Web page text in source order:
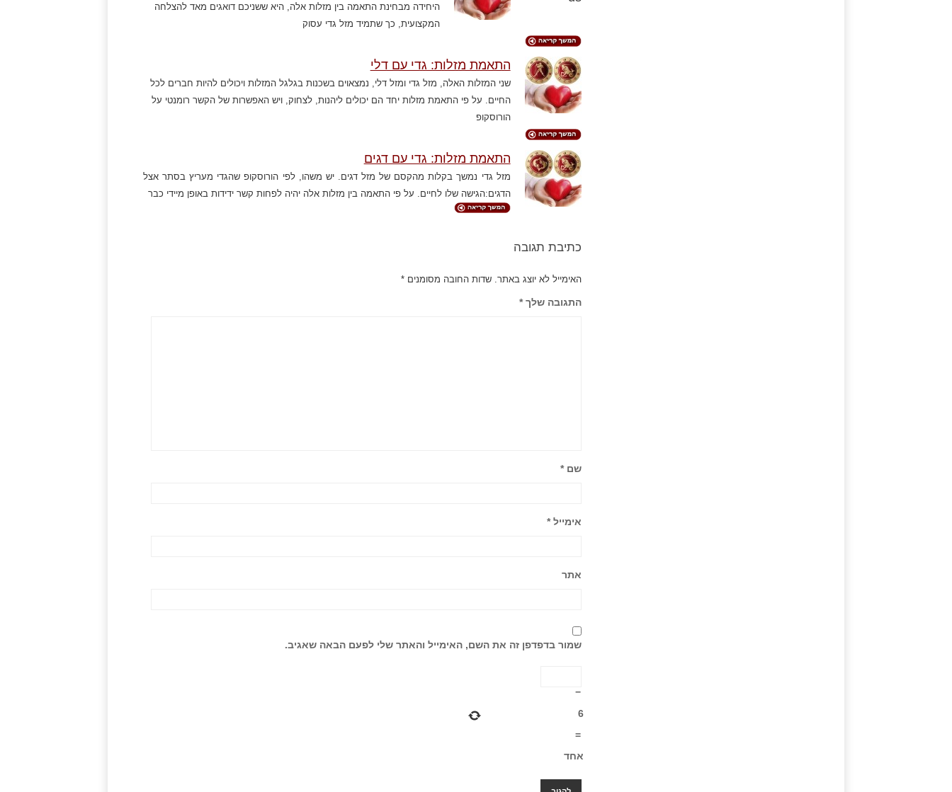
היחידה מבחינת התאמה בין מזלות אלה, היא ששניכם דואגים מאד להצלחה
המקצועית, כך שתמיד מזל גדי עסוק
התאמת מזלות: גדי עם דלי
שני המזלות האלה, מזל גדי ומזל דלי, נמצאוים בשכנות בגלגל המזלות ויכולים להיות חברים לכל
החיים. על פי התאמת מזלות יחד הם יכולים ליהנות, לצחוק, ויש האפשרות של הקשר רומנטי על
הורוסקופ
התאמת מזלות: גדי עם דגים
מזל גדי נמשך בקלות מהקסם של מזל דגים. יש משהו, לפי הורוסקופ שהגדי מעריץ בסתר אצל
הדגים:הגישה שלו לחיים. על פי התאמה בין מזלות אלה יהיה לפחות קשר ידידות באופן מיידי כבר
כתיבת תגובה
האימייל לא יוצג באתר. שדות החובה מסומנים*
התגובה שלך*
שם*
אימייל*
אתר
שמור בדפדפן זה את השם, האימייל והאתר שלי לפעם הבאה שאגיב.
−
6
=
אחד